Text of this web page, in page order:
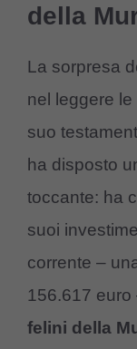
della
La sorpresa
nel leggere
suo
ha disposto
toccante: ha
suoi
corrente –
156.617
felini della